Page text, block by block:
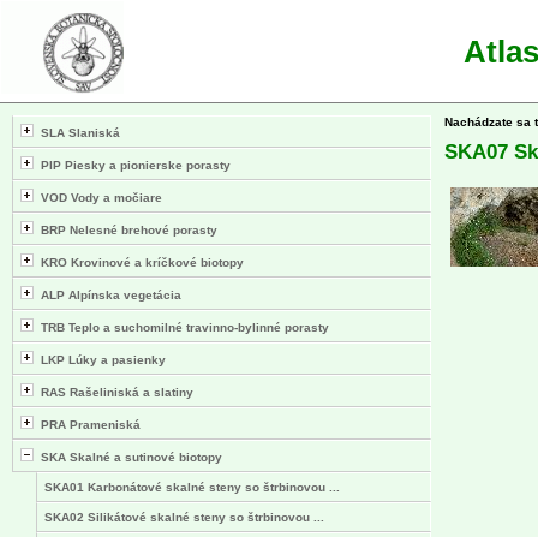
SLA Slaniská
PIP Piesky a pionierske porasty
VOD Vody a močiare
BRP Nelesné brehové porasty
KRO Krovinové a kríčkové biotopy
ALP Alpínska vegetácia
TRB Teplo a suchomilné travinno-bylinné porasty
LKP Lúky a pasienky
RAS Rašeliniská a slatiny
PRA Prameniská
SKA Skalné a sutinové biotopy
SKA01 Karbonátové skalné steny so štrbinovou ...
SKA02 Silikátové skalné steny so štrbinovou ...
Nachádzate sa
SKA07